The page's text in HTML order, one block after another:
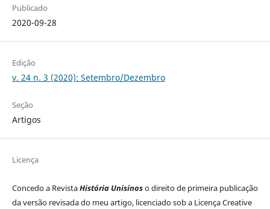
Publicado
2020-09-28
Edição
v. 24 n. 3 (2020): Setembro/Dezembro
Seção
Artigos
Licença
Concedo a RevistaHistória Unisinoso direito de primeira publicação
da versão revisada do meu artigo, licenciado sob a Licença Creative